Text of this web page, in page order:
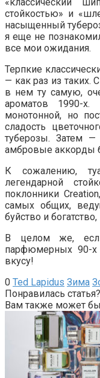
«классический
стойкостью» и
насыщенный
я еще не
все мои ожидания.
Терпкие
— как раз из таких.
в нем ту самую,
ароматов 1990-
монотонной, но
сладость
туберозы. Затем
амбровые аккорды
К сожалению,
легендарной
поклонники
самых общих,
буйство и
В целом же,
парфюмерных 90-х
вкусу!
0 Ted Lapidus Зима
Понравилась
Вам также может